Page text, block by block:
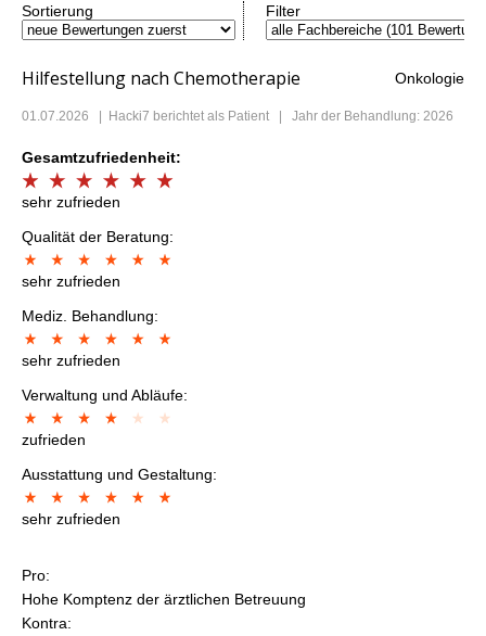
Sortierung Filter
Hilfestellung nach Chemotherapie Onkologie
01.07.2026 Hacki7 berichtet als Patient | Jahr der Behandlung: 2026
Gesamtzufriedenheit:
sehr zufrieden
Qualität der Beratung:
sehr zufrieden
Mediz. Behandlung:
sehr zufrieden
Verwaltung und Abläufe:
zufrieden
Ausstattung und Gestaltung:
sehr zufrieden
Pro:
Hohe Komptenz der ärztlichen Betreuung
Kontra: